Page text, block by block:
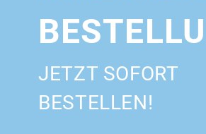
JETZT SOFORT
BESTELLEN!